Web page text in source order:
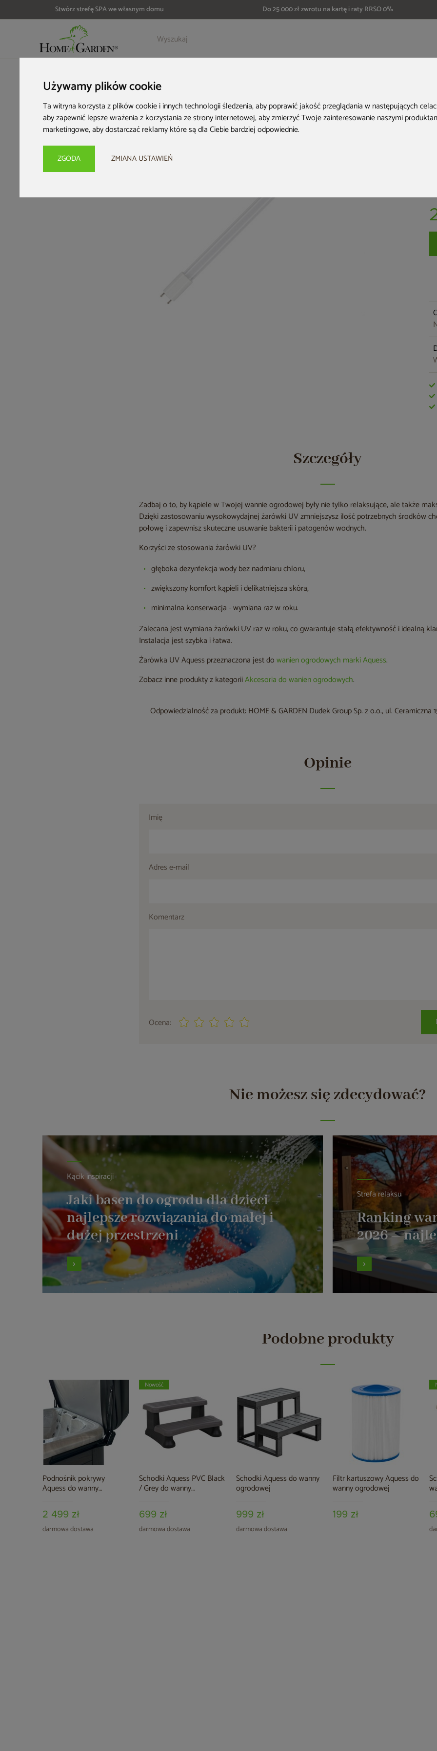
Używamy plików cookie
Ta witryna korzysta z plików cookie i innych technologii śledzenia, aby poprawić jakość przeglądania w następujących
aby zapewnić lepsze wrażenia z korzystania ze strony internetowej,aby zmierzyć Twoje zainteresowanie naszymi
marketingowe,aby dostarczać reklamy które są dla Ciebie bardziej odpowiednie.
ZGODA ZMIANA USTAWIEŃ
Stwórz strefę SPA we własnym domu Do 25 000 zł zwrotu na kartę i raty RRSO 0%
Szczegóły Opinie
Szczegóły
Zadbaj o to, by kąpiele w Twojej wannie ogrodowej były nie tylko relaksujące, ale także
Dzięki zastosowaniu wysokowydajnej żarówki UV zmniejszysz ilość potrzebnych środków
połowę i zapewnisz skuteczne usuwanie bakterii i patogenów wodnych.
Korzyści ze stosowania żarówki UV?
głęboka dezynfekcja wody bez nadmiaru chloru,
zwiększony komfort kąpieli i delikatniejsza skóra,
minimalna konserwacja - wymiana raz w roku.
Zalecana jest wymiana żarówki UV raz w roku, co gwarantuje stałą efektywność i idealną
Instalacja jest szybka i łatwa.
Żarówka UV Aquess przeznaczona jest dowanien ogrodowych marki Aquess.
Zobacz inne produkty z kategoriiAkcesoria do wanien ogrodowych.
Odpowiedzialność za produkt: HOME & GARDEN Dudek Group Sp. z o.o., ul. Ceramiczna
Opinie
Imię
Adres e-mail
Komentarz
Ocena:
Nie możesz się zdecydować?
Kącik inspiracji
Jaki basen do ogrodu dla dzieci –
najlepsze rozwiązania do małej i
dużej przestrzeni
Strefa relaksu
Ranking
2026 –
Podobne produkty
Podnośnik pokrywy
Aquess do wanny
2 499 zł
darmowa dostawa
Schodki Aquess PVC Black
/ Grey do wanny
699 zł
darmowa dostawa
Nowość
Schodki Aquess do wanny
ogrodowej
999 zł
darmowa dostawa
Filtr kartuszowy Aquess do
wanny ogrodowej
199 zł